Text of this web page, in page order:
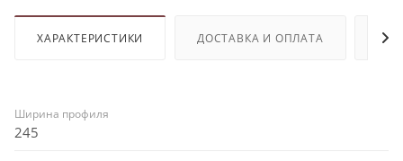
ХАРАКТЕРИСТИКИ ДОСТАВКА И ОПЛАТА
Ширина профиля
245